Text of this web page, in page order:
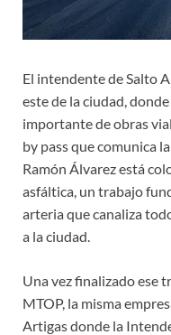
El intendente de Salto
este de la ciudad,
importante de obras
by pass que comunica
Ramón Álvarez está
asfáltica, un trabajo
arteria que canaliza
a la ciudad.
Una vez finalizado ese
MTOP, la misma
Artigas donde la